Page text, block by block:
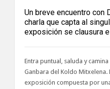
Un breve encuentro con
charla que capta al
exposición se clausura
Entra puntual, saluda y
Ganbara del Koldo
exposición compuesta por